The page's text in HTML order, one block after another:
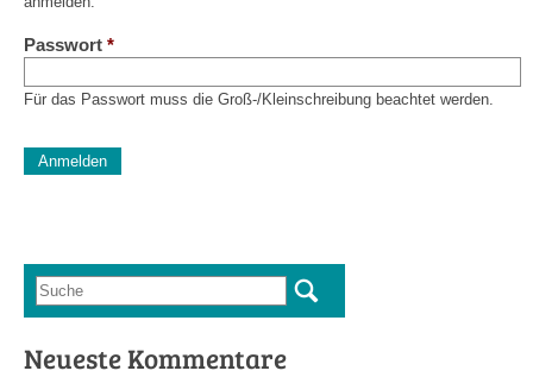
Passwort *
Für das Passwort muss die Groß-/Kleinschreibung beachtet werden.
Diese Sicherheitsfrage überprüft, ob Sie ein menschlicher
Suchformular
Suche
Neueste Kommentare